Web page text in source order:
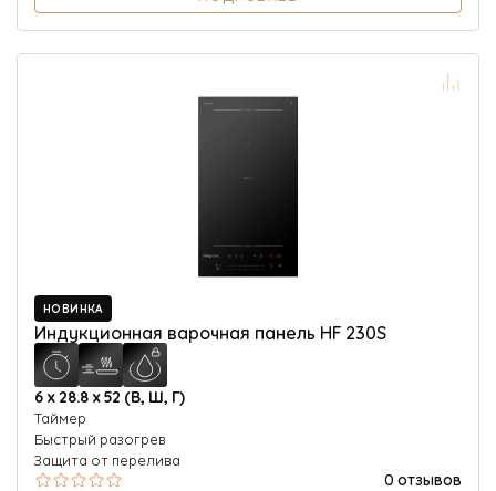
НОВИНКА
Индукционная варочная панель HF 230S
6 х 28.8 х 52 (В, Ш, Г)
Таймер
Быстрый разогрев
Защита от перелива
0 отзывов